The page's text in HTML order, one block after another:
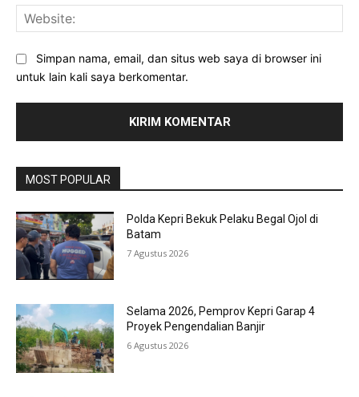
Simpan nama, email, dan situs web saya di browser ini
untuk lain kali saya berkomentar.
MOST POPULAR
Polda Kepri Bekuk Pelaku Begal Ojol di
Batam
7 Agustus 2026
Selama 2026, Pemprov Kepri Garap 4
Proyek Pengendalian Banjir
6 Agustus 2026